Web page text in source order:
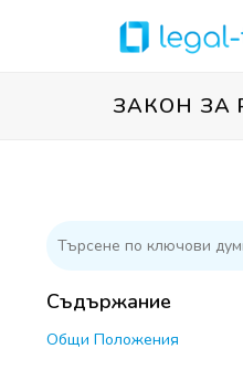
ЗАКОН ЗА
Съдържание
Общи Положения